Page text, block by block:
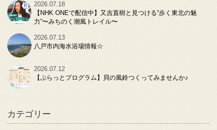
2026.07.18
【NHK ONEで配信中】又吉直樹と見つける“歩く東北の魅
力”〜みちのく潮風トレイル〜
2026.07.13
八戸市内海水浴場情報☆
2026.07.12
【ぷらっとプログラム】貝の風鈴つくってみませんか♪
カテゴリー